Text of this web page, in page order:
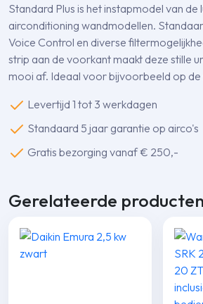
Standard Plus is het instapmodel van de
airconditioning wandmodellen.
Voice Control en diverse
strip aan de voorkant maakt deze stille
mooi af. Ideaal voor bijvoorbeeld op de
Levertijd 1 tot 3 werkdagen
Standaard 5 jaar garantie op airco's
Gratis bezorging vanaf € 250,-
Gerelateerde producten